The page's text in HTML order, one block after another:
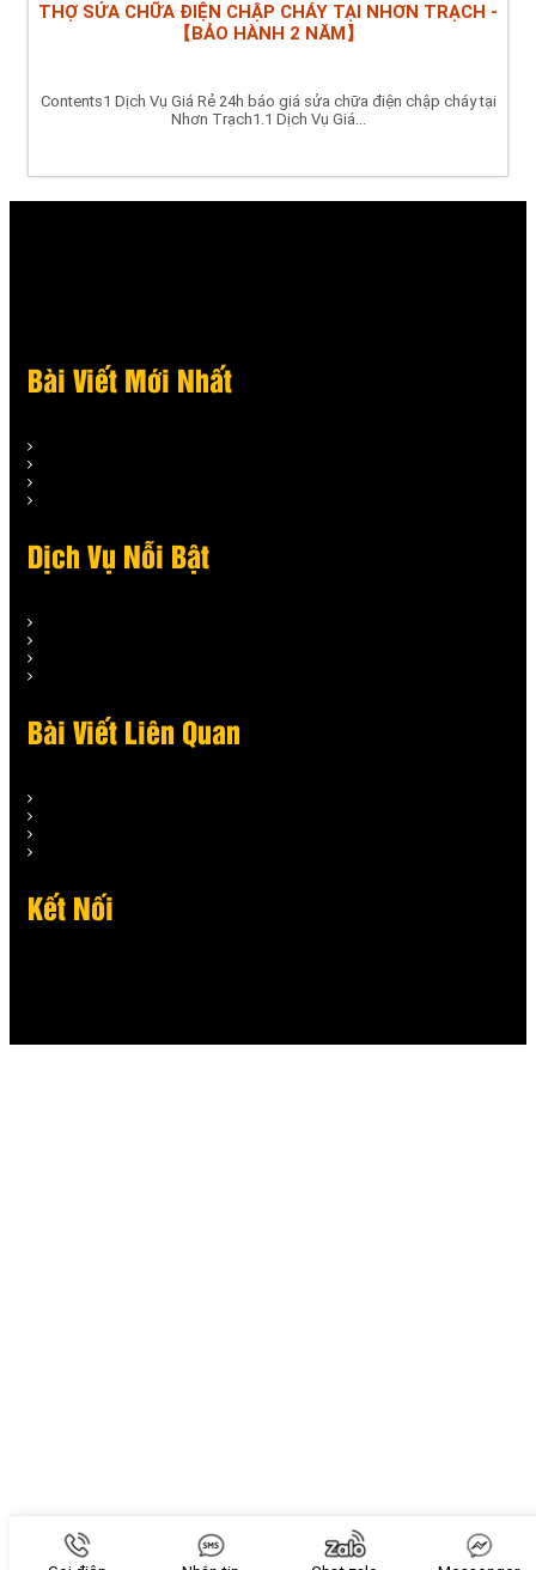
THỢ SỬA CHỮA ĐIỆN CHẬP CHÁY TẠI NHƠN TRẠCH -
【BẢO HÀNH 2 NĂM】
Contents1 Dịch Vụ Giá Rẻ 24h báo giá sửa chữa điện chập cháy tại
Nhơn Trạch1.1 Dịch Vụ Giá...
Bài Viết Mới Nhất
Dịch Vụ Nỗi Bật
Bài Viết Liên Quan
Kết Nối